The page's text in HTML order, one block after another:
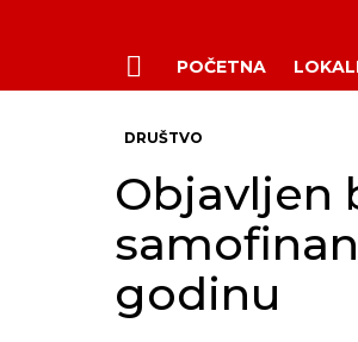
Menu
POČETNA
DRUŠTVO
Objavljen
godinu